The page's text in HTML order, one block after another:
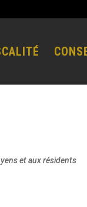
et aux résidents